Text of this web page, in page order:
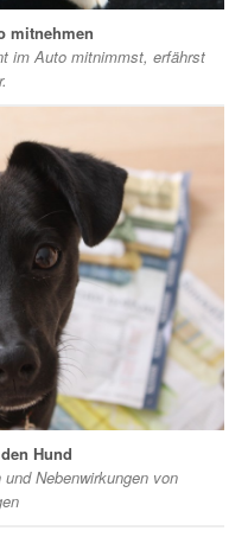
mitnehmen
im Auto mitnimmst, erfährst
Hund
Nebenwirkungen von